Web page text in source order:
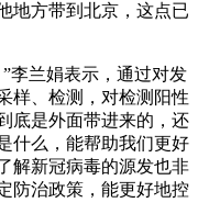
地方带到北京，这点已
李兰娟表示，通过对发
样、检测，对检测阳性
底是外面带进来的，还
什么，能帮助我们更好
解新冠病毒的源发也非
防治政策，能更好地控